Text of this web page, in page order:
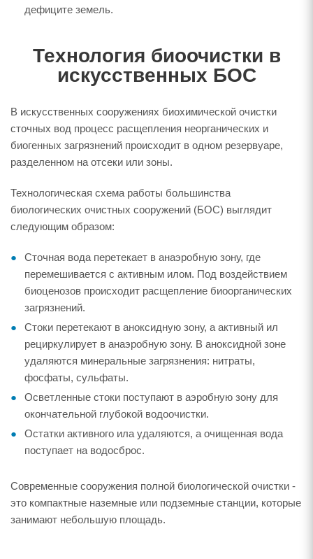
дефиците земель.
Технология биоочистки в
искусственных БОС
В искусственных сооружениях биохимической очистки
сточных вод процесс расщепления неорганических и
биогенных загрязнений происходит в одном резервуаре,
разделенном на отсеки или зоны.
Технологическая схема работы большинства
биологических очистных сооружений (БОС) выглядит
следующим образом:
Сточная вода перетекает в анаэробную зону, где
перемешивается с активным илом. Под воздействием
биоценозов происходит расщепление биоорганических
загрязнений.
Стоки перетекают в аноксидную зону, а активный ил
рециркулирует в анаэробную зону. В аноксидной зоне
удаляются минеральные загрязнения: нитраты,
фосфаты, сульфаты.
Осветленные стоки поступают в аэробную зону для
окончательной глубокой водоочистки.
Остатки активного ила удаляются, а очищенная вода
поступает на водосброс.
Современные сооружения полной биологической очистки -
это компактные наземные или подземные станции, которые
занимают небольшую площадь.